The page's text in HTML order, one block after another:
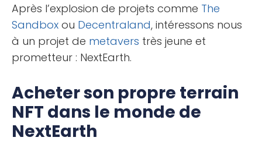
Après l’explosion de projets comme The
Sandbox ou Decentraland, intéressons nous
à un projet de metavers très jeune et
prometteur : NextEarth.
Acheter son propre terrain
NFT dans le monde de
NextEarth